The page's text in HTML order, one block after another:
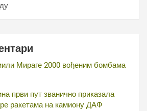
Мираге 2000 вођеним бомбама
први пут званично приказала
ракетама на камиону ДАФ